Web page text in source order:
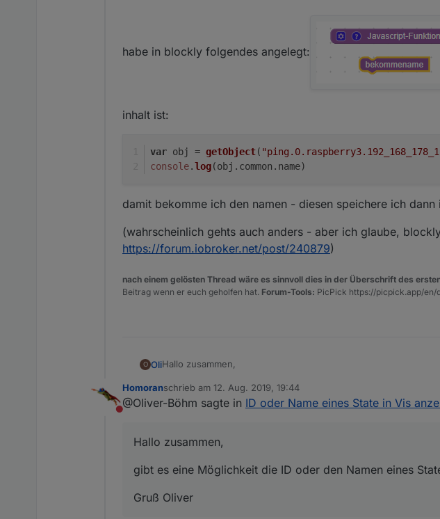
habe in blockly folgendes angelegt:
inhalt ist:
var obj = getObject(
console.log(obj. common . name)
damit bekomme ich den namen - diesen speichere ich
(wahrscheinlich gehts auch anders - aber ich glaube,
https://forum.iobroker.net/post/240879)
nach einem gelösten Thread wäre es sinnvoll dies in der Überschrift des
Beitrag wenn er euch geholfen hat. Forum-Tools: PicPick https://picpick.app/en/
O OliHallo zusammen,
gibt es eine Möglichkeit die ID oder den Namen eines State in
Nicht stören
Homoranschrieb am 12. Aug. 2019, 19:44
zuletzt editiert von
@Oliver-Böhm sagte in ID oder Name eines State in Vis
Hallo zusammen,
gibt es eine Möglichkeit die ID oder den Namen eines
Gruß Oliver